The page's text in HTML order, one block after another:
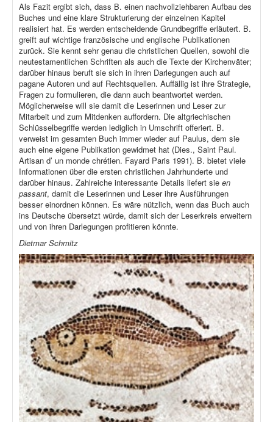
Als Fazit ergibt sich, dass B. einen nachvollziehbaren Aufbau des
Buches und eine klare Strukturierung der einzelnen Kapitel
realisiert hat. Es werden entscheidende Grundbegriffe erläutert. B.
greift auf wichtige französische und englische Publikationen
zurück. Sie kennt sehr genau die christlichen Quellen, sowohl die
neutestamentlichen Schriften als auch die Texte der Kirchenväter;
darüber hinaus beruft sie sich in ihren Darlegungen auch auf
pagane Autoren und auf Rechtsquellen. Auffällig ist ihre Strategie,
Fragen zu formulieren, die dann auch beantwortet werden.
Möglicherweise will sie damit die Leserinnen und Leser zur
Mitarbeit und zum Mitdenken auffordern. Die altgriechischen
Schlüsselbegriffe werden lediglich in Umschrift offeriert. B.
verweist im gesamten Buch immer wieder auf Paulus, dem sie
auch eine eigene Publikation gewidmet hat (Dies., Saint Paul.
Artisan d’ un monde chrétien. Fayard Paris 1991). B. bietet viele
Informationen über die ersten christlichen Jahrhunderte und
darüber hinaus. Zahlreiche interessante Details liefert sie en
passant, damit die Leserinnen und Leser ihre Ausführungen
besser einordnen können. Es wäre nützlich, wenn das Buch auch
ins Deutsche übersetzt würde, damit sich der Leserkreis erweitern
und von ihren Darlegungen profitieren könnte.
Dietmar Schmitz